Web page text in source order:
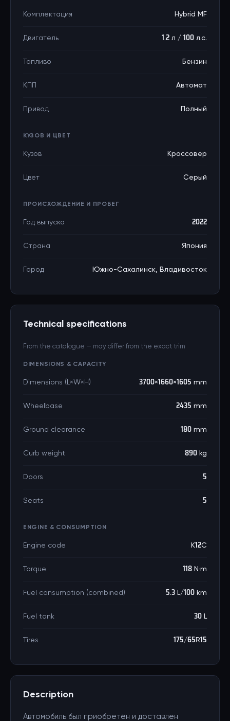
Комплектация Hybrid MF
Двигатель 1.2 л / 100 л.с.
Топливо Бензин
КПП Автомат
Привод Полный
КУЗОВ И ЦВЕТ
Кузов Кроссовер
Цвет Серый
ПРОИСХОЖДЕНИЕ И ПРОБЕГ
Год выпуска 2022
Страна Япония
Город Южно-Сахалинск, Владивосток
Technical specifications
From the catalogue — may differ from the exact trim
DIMENSIONS & CAPACITY
Dimensions (L×W×H) 3700×1660×1605 mm
Wheelbase 2435 mm
Ground clearance 180 mm
Curb weight 890 kg
Doors 5
Seats 5
ENGINE & CONSUMPTION
Engine code K12C
Torque 118 N·m
Fuel consumption (combined) 5.3 L/100 km
Fuel tank 30 L
Tires 175/65R15
Description
Автомобиль был приобретён и доставлен